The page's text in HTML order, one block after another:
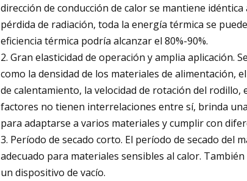
dirección de conducción de calor se mantiene
pérdida de radiación, toda la energía térmica se
eficiencia térmica podría alcanzar el 80%-90%.
2. Gran elasticidad de operación y amplia aplicación.
como la densidad de los materiales de alimentación,
de calentamiento, la velocidad de rotación del rodillo,
factores no tienen interrelaciones entre sí, brinda
para adaptarse a varios materiales y cumplir con
3. Período de secado corto. El período de secado del
adecuado para materiales sensibles al calor.
un dispositivo de vacío.